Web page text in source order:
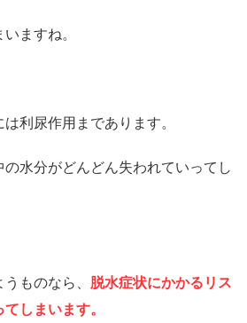
ますね。
利尿作用まであります。
水分がどんどん失われていってし
ものなら、 脱水症状にかかるリス
しまいます。